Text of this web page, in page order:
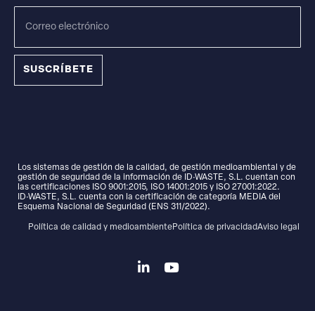
SUSCRÍBETE
Los sistemas de gestión de la calidad, de gestión medioambiental y de
gestión de seguridad de la información de ID·WASTE, S.L. cuentan con
las certificaciones ISO 9001:2015, ISO 14001:2015 y ISO 27001:2022.
ID·WASTE, S.L. cuenta con la certificación de categoría MEDIA del
Esquema Nacional de Seguridad (ENS 311/2022).
Política de calidad y medioambientePolítica de privacidadAviso legal